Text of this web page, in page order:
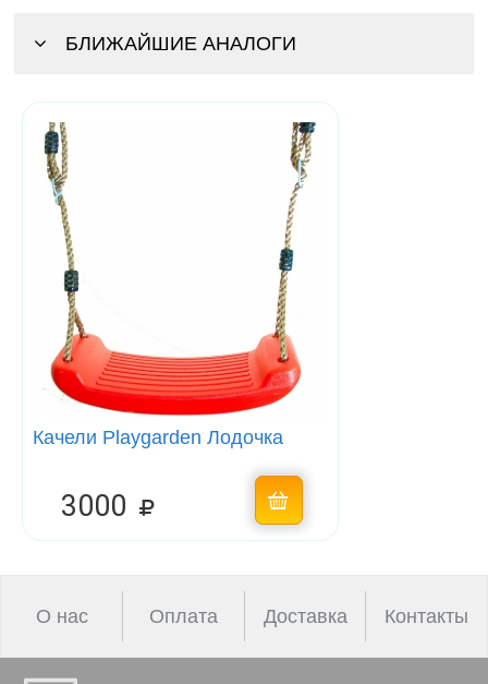
БЛИЖАЙШИЕ АНАЛОГИ
Качели Playgarden Лодочка
3000
О нас Оплата Доставка Контакты